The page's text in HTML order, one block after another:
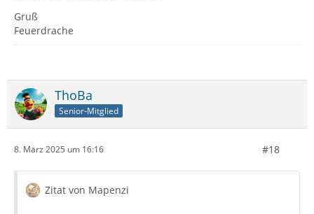
Gruß
Feuerdrache
ThoBa
Senior-Mitglied
8. März 2025 um 16:16 #18
Zitat von Mapenzi